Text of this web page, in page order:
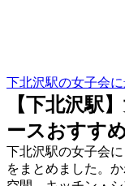
下北沢駅の女子会
【下北沢駅
ースおすす
下北沢駅の女子会
をまとめました。